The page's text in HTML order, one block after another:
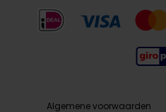
Algemene voorwaarden